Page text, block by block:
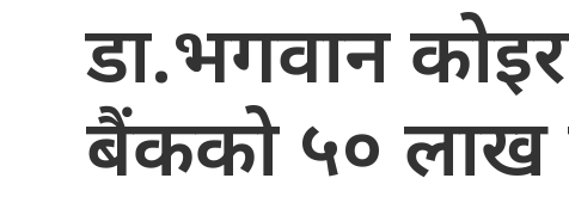
डा.भगवान
बैंकको ५० लाख